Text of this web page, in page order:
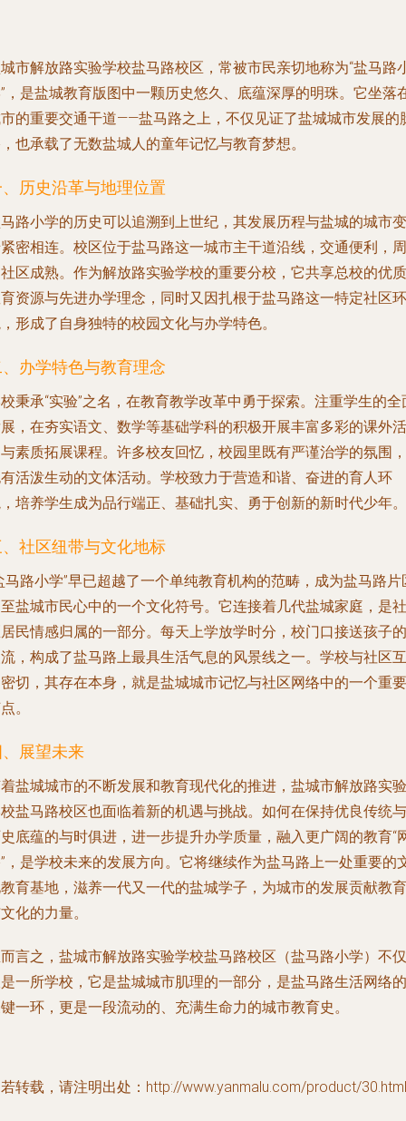
市解放路实验学校盐马路校区，常被市民亲切地称为“盐马路
，是盐城教育版图中一颗历史悠久、底蕴深厚的明珠。它坐落
的重要交通干道——盐马路之上，不仅见证了盐城城市发展的
也承载了无数盐城人的童年记忆与教育梦想。
历史沿革与地理位置
路小学的历史可以追溯到上世纪，其发展历程与盐城的城市变
密相连。校区位于盐马路这一城市主干道沿线，交通便利，周
区成熟。作为解放路实验学校的重要分校，它共享总校的优质
资源与先进办学理念，同时又因扎根于盐马路这一特定社区环
形成了自身独特的校园文化与办学特色。
办学特色与教育理念
秉承“实验”之名，在教育教学改革中勇于探索。注重学生的全
，在夯实语文、数学等基础学科的积极开展丰富多彩的课外活
素质拓展课程。许多校友回忆，校园里既有严谨治学的氛围，
活泼生动的文体活动。学校致力于营造和谐、奋进的育人环
培养学生成为品行端正、基础扎实、勇于创新的新时代少年。
社区纽带与文化地标
马路小学”早已超越了一个单纯教育机构的范畴，成为盐马路片
盐城市民心中的一个文化符号。它连接着几代盐城家庭，是社
民情感归属的一部分。每天上学放学时分，校门口接送孩子的
，构成了盐马路上最具生活气息的风景线之一。学校与社区互
切，其存在本身，就是盐城城市记忆与社区网络中的一个重要
。
展望未来
盐城城市的不断发展和教育现代化的推进，盐城市解放路实验
盐马路校区也面临着新的机遇与挑战。如何在保持优良传统与
底蕴的与时俱进，进一步提升办学质量，融入更广阔的教育“
，是学校未来的发展方向。它将继续作为盐马路上一处重要的
育基地，滋养一代又一代的盐城学子，为城市的发展贡献教育
化的力量。
言之，盐城市解放路实验学校盐马路校区（盐马路小学）不仅
一所学校，它是盐城城市肌理的一部分，是盐马路生活网络的
一环，更是一段流动的、充满生命力的城市教育史。
转载，请注明出处：http://www.yanmalu.com/product/30.html